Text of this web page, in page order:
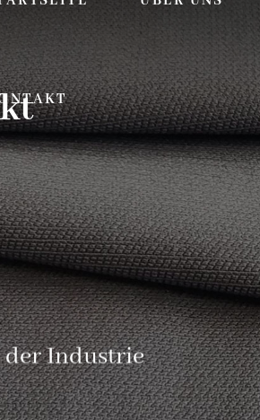
Industrie